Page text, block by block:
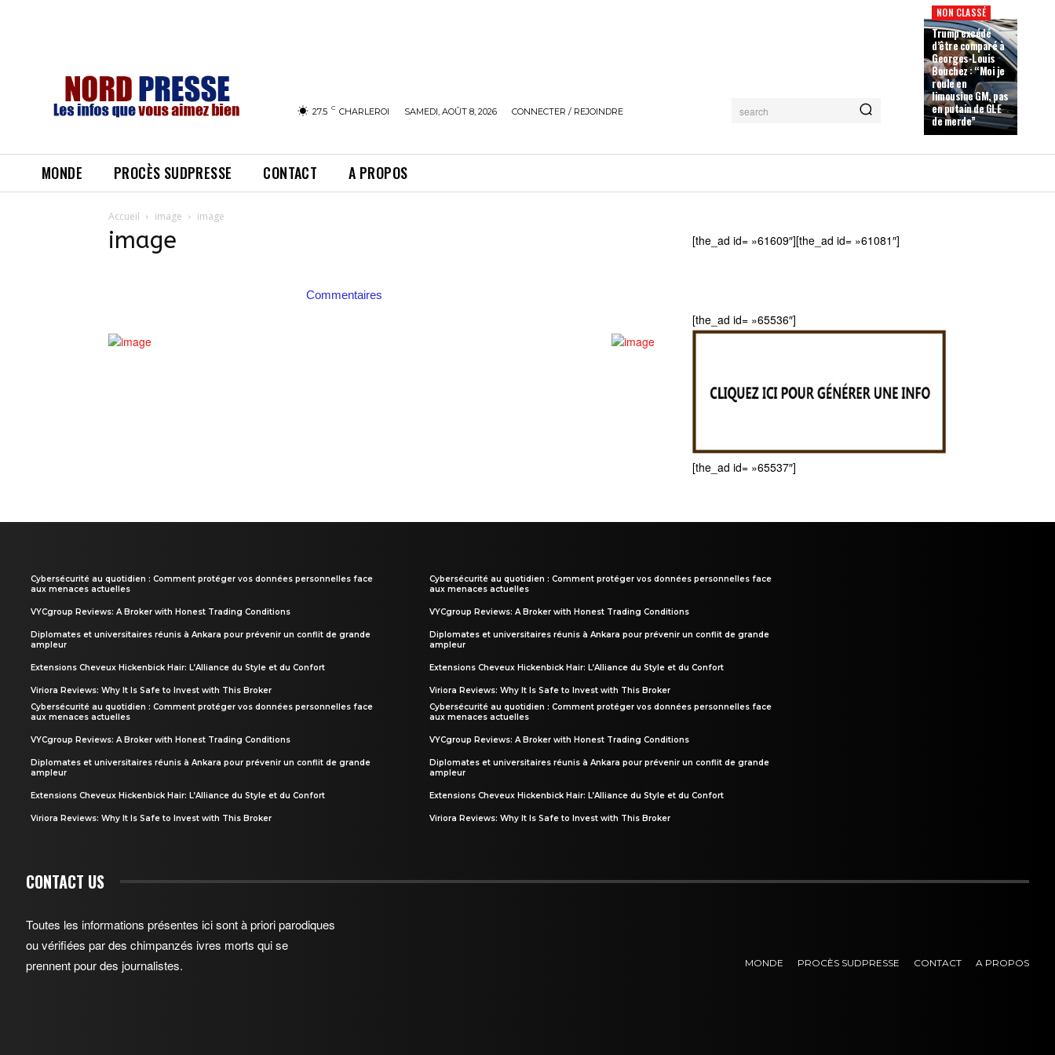
27.5 C CHARLEROI SAMEDI, AOÛT 8, 2026 CONNECTER / REJOINDRE search
NON CLASSÉ
Trump excédé
d’être comparé à
Georges-Louis
Bouchez : “Moi je
roule en
limousine GM, pas
en putain de GLE
de merde”
MONDE PROCÈS SUDPRESSE CONTACT A PROPOS
Accueil image image
image
Commentaires
[the_ad id= »61609″][the_ad id= »61081″]
[the_ad id= »65536″]
[the_ad id= »65537″]
Cybersécurité au quotidien : Comment protéger vos données personnelles face
aux menaces actuelles
VYCgroup Reviews: A Broker with Honest Trading Conditions
Diplomates et universitaires réunis à Ankara pour prévenir un conflit de grande
ampleur
Extensions Cheveux Hickenbick Hair: L’Alliance du Style et du Confort
Viriora Reviews: Why It Is Safe to Invest with This Broker
Cybersécurité au quotidien : Comment protéger vos données personnelles face
aux menaces actuelles
VYCgroup Reviews: A Broker with Honest Trading Conditions
Diplomates et universitaires réunis à Ankara pour prévenir un conflit de grande
ampleur
Extensions Cheveux Hickenbick Hair: L’Alliance du Style et du Confort
Viriora Reviews: Why It Is Safe to Invest with This Broker
Cybersécurité au quotidien : Comment protéger vos données personnelles face
aux menaces actuelles
VYCgroup Reviews: A Broker with Honest Trading Conditions
Diplomates et universitaires réunis à Ankara pour prévenir un conflit de grande
ampleur
Extensions Cheveux Hickenbick Hair: L’Alliance du Style et du Confort
Viriora Reviews: Why It Is Safe to Invest with This Broker
Cybersécurité au quotidien : Comment protéger vos données personnelles face
aux menaces actuelles
VYCgroup Reviews: A Broker with Honest Trading Conditions
Diplomates et universitaires réunis à Ankara pour prévenir un conflit de grande
ampleur
Extensions Cheveux Hickenbick Hair: L’Alliance du Style et du Confort
Viriora Reviews: Why It Is Safe to Invest with This Broker
CONTACT US
Toutes les informations présentes ici sont à priori parodiques
ou vérifiées par des chimpanzés ivres morts qui se
prennent pour des journalistes.
MONDE PROCÈS SUDPRESSE CONTACT A PROPOS